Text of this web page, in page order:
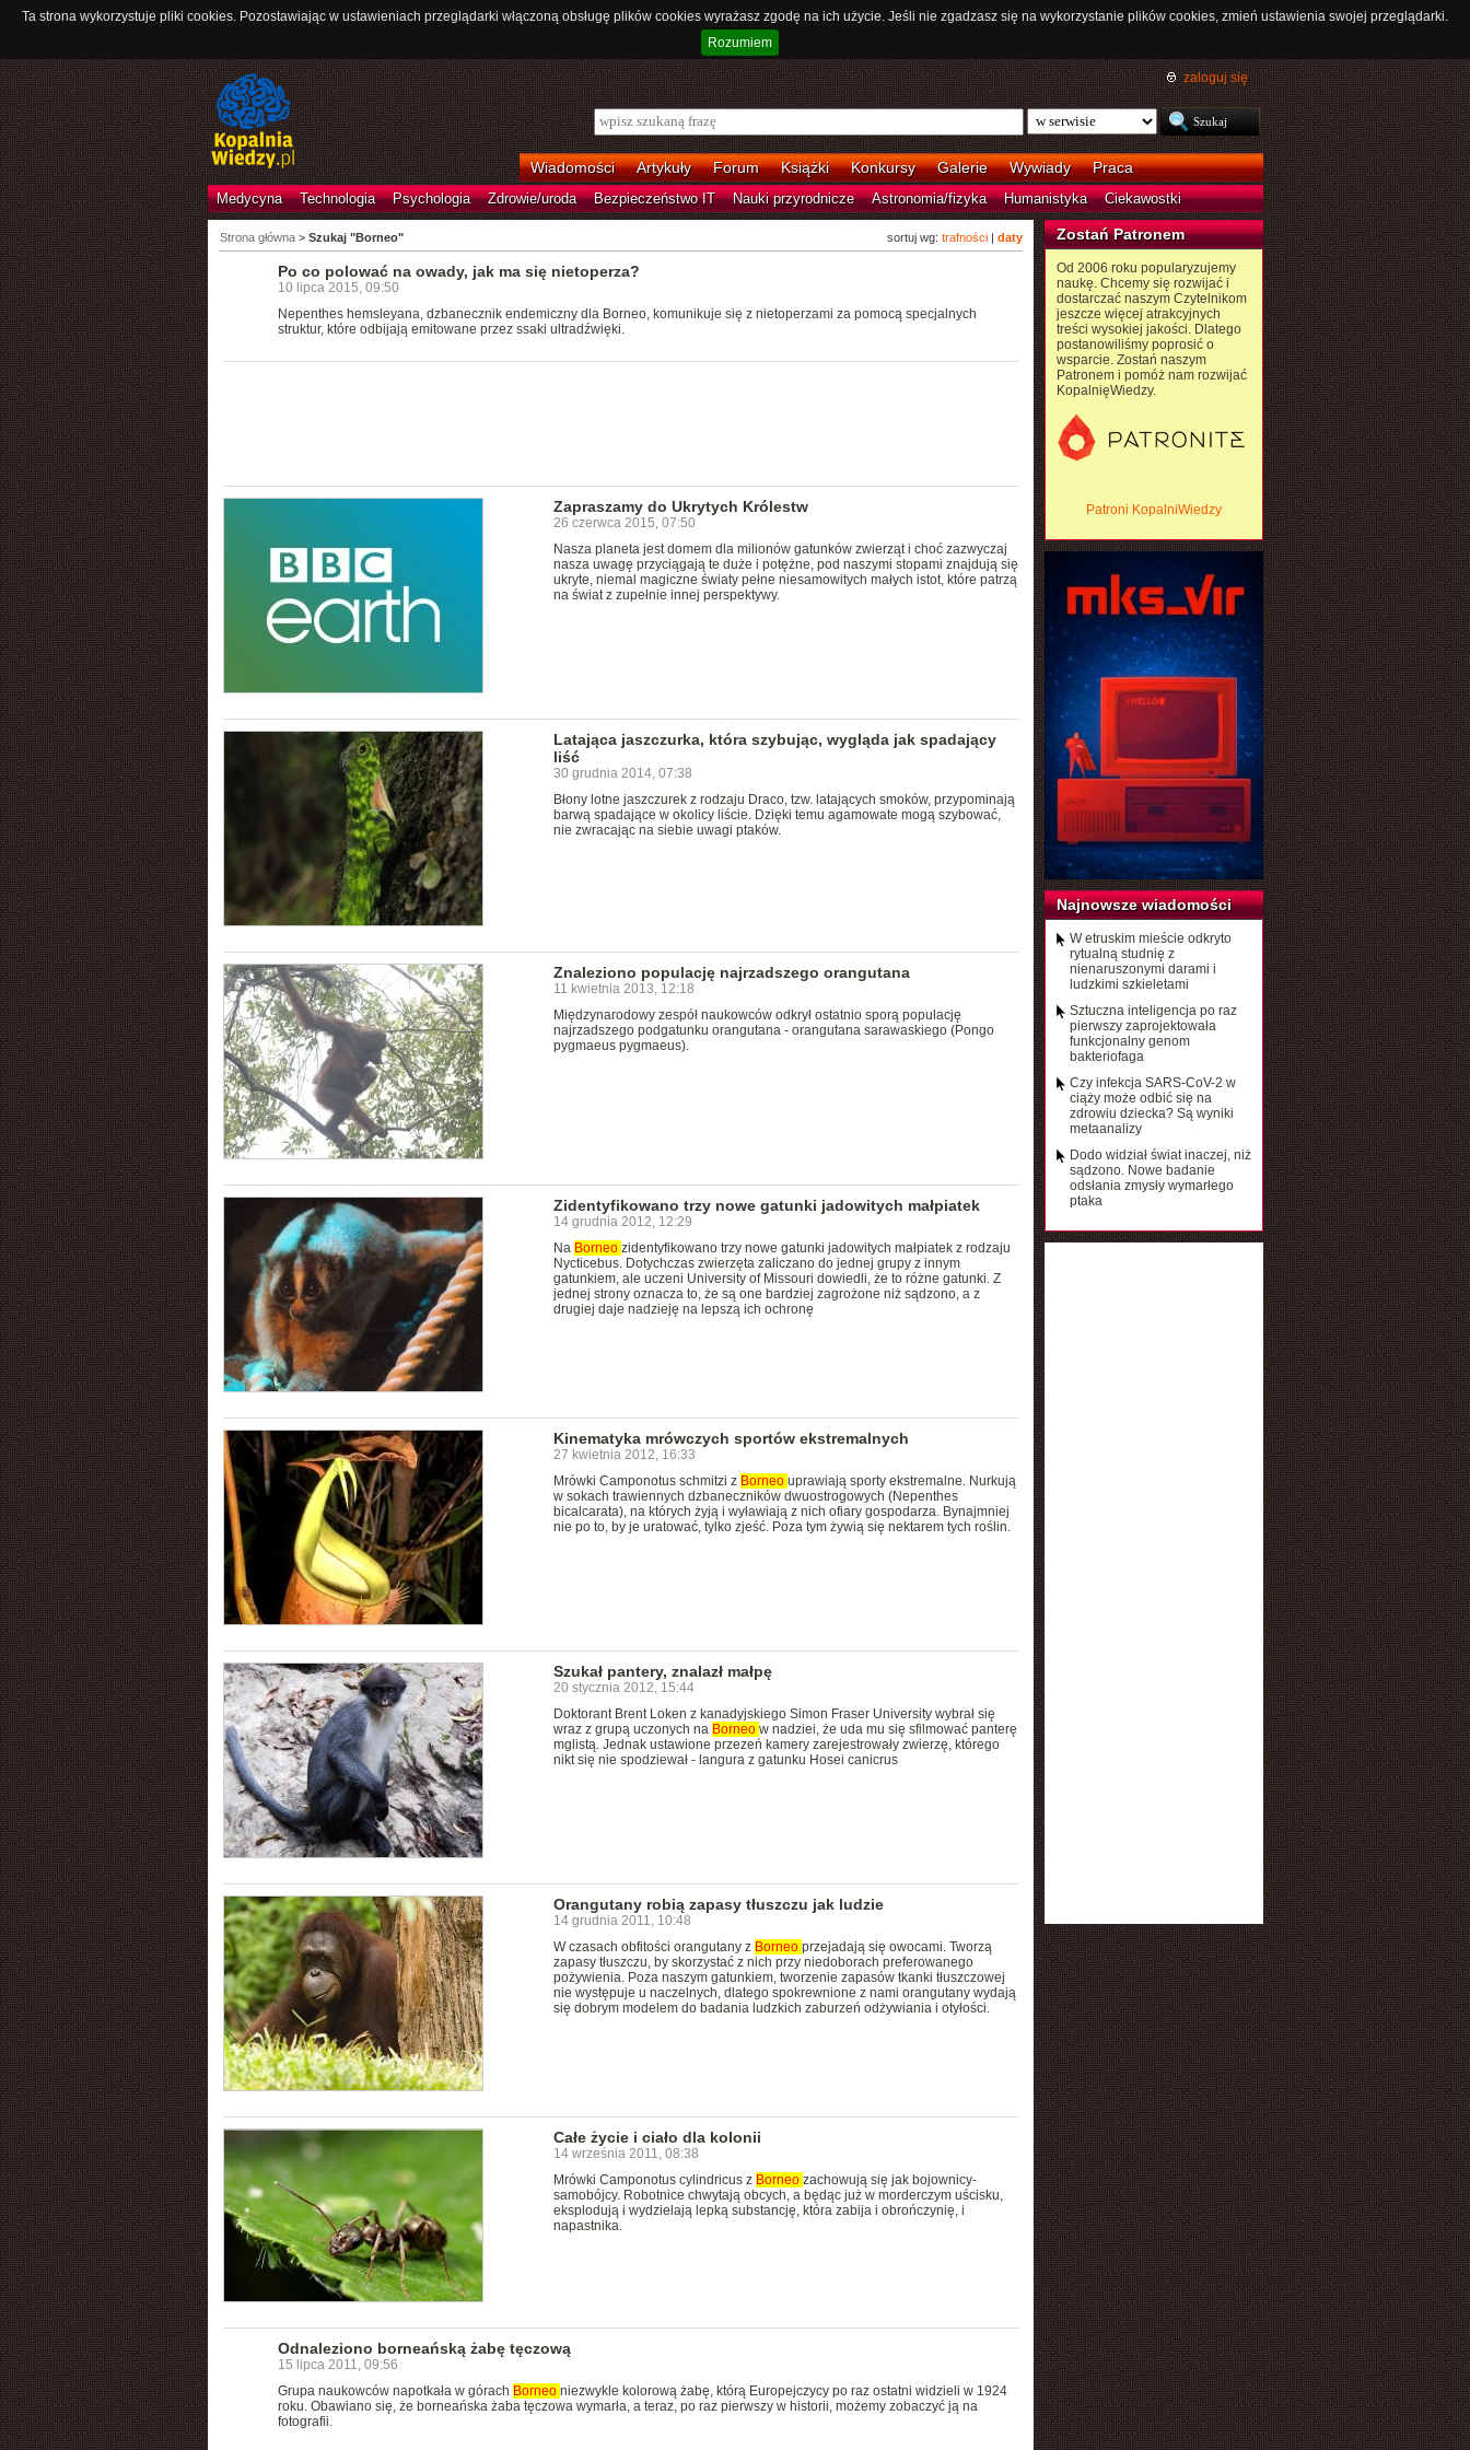
Ta strona wykorzystuje pliki cookies. Pozostawiając w ustawieniach przeglądarki włączoną obsługę plików cookies wyrażasz zgodę na ich użycie. Jeśli nie zgadzasz się na wykorzystanie plików cookies, zmień ustawienia swojej przeglądarki.
Rozumiem
zaloguj się
Wiadomości Artykuły Forum Książki Konkursy Galerie Wywiady Praca
Medycyna Technologia Psychologia Zdrowie/uroda Bezpieczeństwo IT Nauki przyrodnicze Astronomia/fizyka Humanistyka Ciekawostki
sortuj wg: trafności| daty
Strona główna> Szukaj "Borneo"
Po co polować na owady, jak ma się nietoperza?
10 lipca 2015, 09:50
Nepenthes hemsleyana, dzbanecznik endemiczny dla Borneo, komunikuje się z nietoperzami za pomocą specjalnych
struktur, które odbijają emitowane przez ssaki ultradźwięki.
Zapraszamy do Ukrytych Królestw
26 czerwca 2015, 07:50
Nasza planeta jest domem dla milionów gatunków zwierząt i choć zazwyczaj
nasza uwagę przyciągają te duże i potężne, pod naszymi stopami znajdują się
ukryte, niemal magiczne światy pełne niesamowitych małych istot, które patrzą
na świat z zupełnie innej perspektywy.
Latająca jaszczurka, która szybując, wygląda jak spadający
liść
30 grudnia 2014, 07:38
Błony lotne jaszczurek z rodzaju Draco, tzw. latających smoków, przypominają
barwą spadające w okolicy liście. Dzięki temu agamowate mogą szybować,
nie zwracając na siebie uwagi ptaków.
Znaleziono populację najrzadszego orangutana
11 kwietnia 2013, 12:18
Międzynarodowy zespół naukowców odkrył ostatnio sporą populację
najrzadszego podgatunku orangutana - orangutana sarawaskiego (Pongo
pygmaeus pygmaeus).
Zidentyfikowano trzy nowe gatunki jadowitych małpiatek
14 grudnia 2012, 12:29
Na Borneo zidentyfikowano trzy nowe gatunki jadowitych małpiatek z rodzaju
Nycticebus. Dotychczas zwierzęta zaliczano do jednej grupy z innym
gatunkiem, ale uczeni University of Missouri dowiedli, że to różne gatunki. Z
jednej strony oznacza to, że są one bardziej zagrożone niż sądzono, a z
drugiej daje nadzieję na lepszą ich ochronę
Kinematyka mrówczych sportów ekstremalnych
27 kwietnia 2012, 16:33
Mrówki Camponotus schmitzi z Borneo uprawiają sporty ekstremalne. Nurkują
w sokach trawiennych dzbaneczników dwuostrogowych (Nepenthes
bicalcarata), na których żyją i wyławiają z nich ofiary gospodarza. Bynajmniej
nie po to, by je uratować, tylko zjeść. Poza tym żywią się nektarem tych roślin.
Szukał pantery, znalazł małpę
20 stycznia 2012, 15:44
Doktorant Brent Loken z kanadyjskiego Simon Fraser University wybrał się
wraz z grupą uczonych na Borneo w nadziei, że uda mu się sfilmować panterę
mglistą. Jednak ustawione przezeń kamery zarejestrowały zwierzę, którego
nikt się nie spodziewał - langura z gatunku Hosei canicrus
Orangutany robią zapasy tłuszczu jak ludzie
14 grudnia 2011, 10:48
W czasach obfitości orangutany z Borneo przejadają się owocami. Tworzą
zapasy tłuszczu, by skorzystać z nich przy niedoborach preferowanego
pożywienia. Poza naszym gatunkiem, tworzenie zapasów tkanki tłuszczowej
nie występuje u naczelnych, dlatego spokrewnione z nami orangutany wydają
się dobrym modelem do badania ludzkich zaburzeń odżywiania i otyłości.
Całe życie i ciało dla kolonii
14 września 2011, 08:38
Mrówki Camponotus cylindricus z Borneo zachowują się jak bojownicy-
samobójcy. Robotnice chwytają obcych, a będąc już w morderczym uścisku,
eksplodują i wydzielają lepką substancję, która zabija i obrończynię, i
napastnika.
Odnaleziono borneańską żabę tęczową
15 lipca 2011, 09:56
Grupa naukowców napotkała w górach Borneo niezwykle kolorową żabę, którą Europejczycy po raz ostatni widzieli w 1924
roku. Obawiano się, że borneańska żaba tęczowa wymarła, a teraz, po raz pierwszy w historii, możemy zobaczyć ją na
fotografii.
Zostań Patronem
Od 2006 roku popularyzujemy
naukę. Chcemy się rozwijać i
dostarczać naszym Czytelnikom
jeszcze więcej atrakcyjnych
treści wysokiej jakości. Dlatego
postanowiliśmy poprosić o
wsparcie. Zostań naszym
Patronem i pomóż nam rozwijać
KopalnięWiedzy.
Patroni KopalniWiedzy
Najnowsze wiadomości
W etruskim mieście odkryto
rytualną studnię z
nienaruszonymi darami i
ludzkimi szkieletami
Sztuczna inteligencja po raz
pierwszy zaprojektowała
funkcjonalny genom
bakteriofaga
Czy infekcja SARS-CoV-2 w
ciąży może odbić się na
zdrowiu dziecka? Są wyniki
metaanalizy
Dodo widział świat inaczej, niż
sądzono. Nowe badanie
odsłania zmysły wymarłego
ptaka